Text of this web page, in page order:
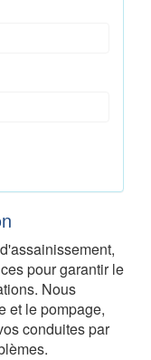
pour garantir le
Nous
et le pompage,
conduites par